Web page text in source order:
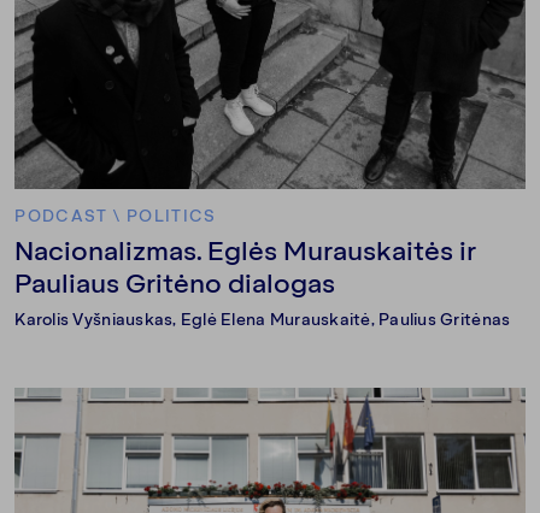
PODCAST \ POLITICS
Nacionalizmas. Eglės Murauskaitės ir
Pauliaus Gritėno dialogas
Karolis Vyšniauskas, Eglė Elena Murauskaitė, Paulius Gritėnas